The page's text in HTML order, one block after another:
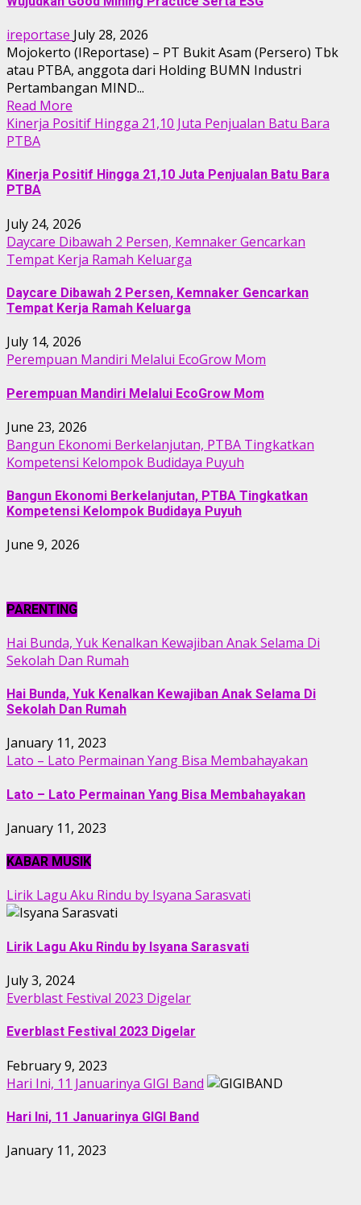
ireportase July 28, 2026
Mojokerto (IReportase) – PT Bukit Asam (Persero) Tbk
atau PTBA, anggota dari Holding BUMN Industri
Pertambangan MIND...
Read More
Kinerja Positif Hingga 21,10 Juta Penjualan Batu Bara
PTBA
Kinerja Positif Hingga 21,10 Juta Penjualan Batu Bara
PTBA
July 24, 2026
Daycare Dibawah 2 Persen, Kemnaker Gencarkan
Tempat Kerja Ramah Keluarga
Daycare Dibawah 2 Persen, Kemnaker Gencarkan
Tempat Kerja Ramah Keluarga
July 14, 2026
Perempuan Mandiri Melalui EcoGrow Mom
Perempuan Mandiri Melalui EcoGrow Mom
June 23, 2026
Bangun Ekonomi Berkelanjutan, PTBA Tingkatkan
Kompetensi Kelompok Budidaya Puyuh
Bangun Ekonomi Berkelanjutan, PTBA Tingkatkan
Kompetensi Kelompok Budidaya Puyuh
June 9, 2026
PARENTING
Hai Bunda, Yuk Kenalkan Kewajiban Anak Selama Di
Sekolah Dan Rumah
Hai Bunda, Yuk Kenalkan Kewajiban Anak Selama Di
Sekolah Dan Rumah
January 11, 2023
Lato – Lato Permainan Yang Bisa Membahayakan
Lato – Lato Permainan Yang Bisa Membahayakan
January 11, 2023
KABAR MUSIK
Lirik Lagu Aku Rindu by Isyana Sarasvati
Lirik Lagu Aku Rindu by Isyana Sarasvati
July 3, 2024
Everblast Festival 2023 Digelar
Everblast Festival 2023 Digelar
February 9, 2023
Hari Ini, 11 Januarinya GIGI Band
Hari Ini, 11 Januarinya GIGI Band
January 11, 2023